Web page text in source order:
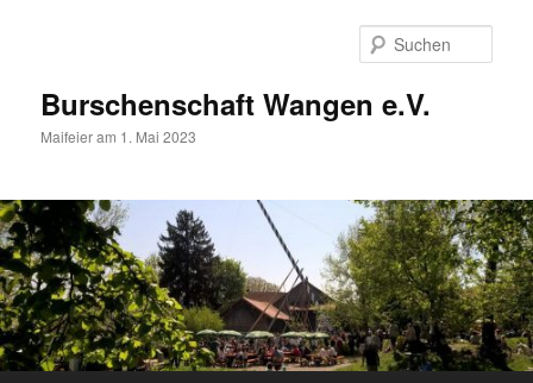
Burschenschaft Wangen e.V.
Maifeier am 1. Mai 2023